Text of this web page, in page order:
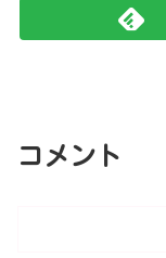
コメント